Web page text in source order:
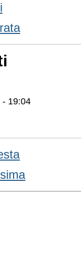
- 19:04